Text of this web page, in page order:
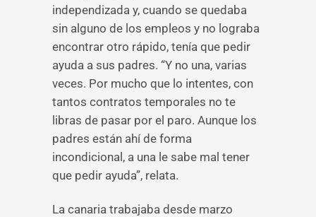
independizada y, cuando se quedaba
sin alguno de los empleos y no lograba
encontrar otro rápido, tenía que pedir
ayuda a sus padres. “Y no una, varias
veces. Por mucho que lo intentes, con
tantos contratos temporales no te
libras de pasar por el paro. Aunque los
padres están ahí de forma
incondicional, a una le sabe mal tener
que pedir ayuda”, relata.
La canaria trabajaba desde marzo